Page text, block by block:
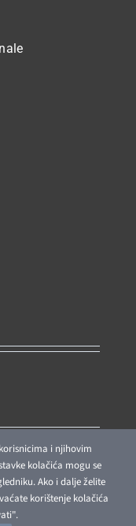
Izrada:Studio
i njihovim
kolačića mogu se
Ako i dalje želite
korištenje kolačića